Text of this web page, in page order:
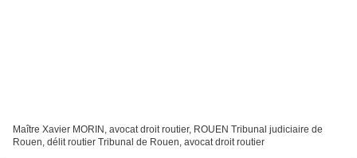
Maître Xavier MORIN, avocat droit routier, ROUEN Tribunal judiciaire de
Rouen, délit routier Tribunal de Rouen, avocat droit routier